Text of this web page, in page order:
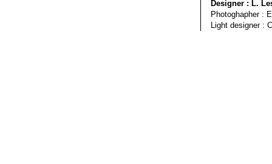
Designer : L.
Photoghapher :
Light designer :